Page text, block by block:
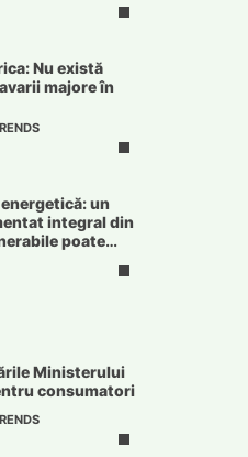
Nu există
majore în
un
integral din
poate
Ministerului
consumatori